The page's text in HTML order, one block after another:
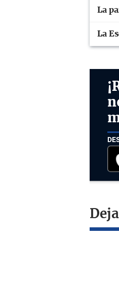
La
La